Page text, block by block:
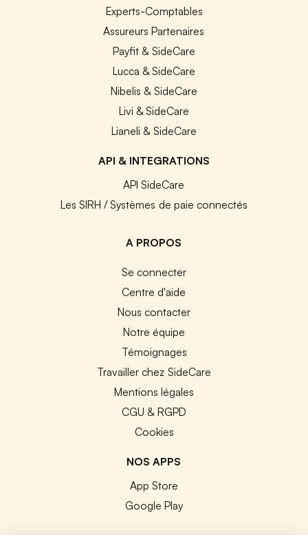
Experts-Comptables
Assureurs Partenaires
Payfit & SideCare
Lucca & SideCare
Nibelis & SideCare
Livi & SideCare
Lianeli & SideCare
API & INTEGRATIONS
API SideCare
Les SIRH / Systèmes de paie connectés
A PROPOS
Se connecter
Centre d'aide
Nous contacter
Notre équipe
Témoignages
Travailler chez SideCare
Mentions légales
CGU & RGPD
Cookies
NOS APPS
App Store
Google Play